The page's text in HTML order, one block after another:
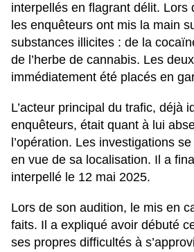
interpellés en flagrant délit. Lors
les enquêteurs ont mis la main
substances illicites : de la
de l’herbe de cannabis. Les
immédiatement été placés en
L’acteur principal du trafic, déjà
enquêteurs, était quant à lui
l’opération. Les investigations
en vue de sa localisation. Il a
interpellé le 12 mai 2025.
Lors de son audition, le mis en
faits. Il a expliqué avoir débuté
ses propres difficultés à